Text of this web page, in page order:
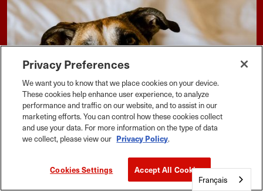
Français
Privacy Preferences
We want you to know that we place cookies on your device.
These cookies help enhance user experience, to analyze
performance and traffic on our website, and to assist in our
marketing efforts. You can control how these cookies collect
and use your data. For more information on the type of data
we collect, please view our Privacy Policy.
Cookies Settings Accept All Cookies